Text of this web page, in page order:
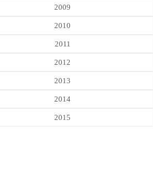
2009
2010
2011
2012
2013
2014
2015